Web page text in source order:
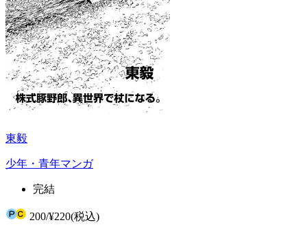
東毅
少年・青年マンガ
完結
200/¥220(税込)